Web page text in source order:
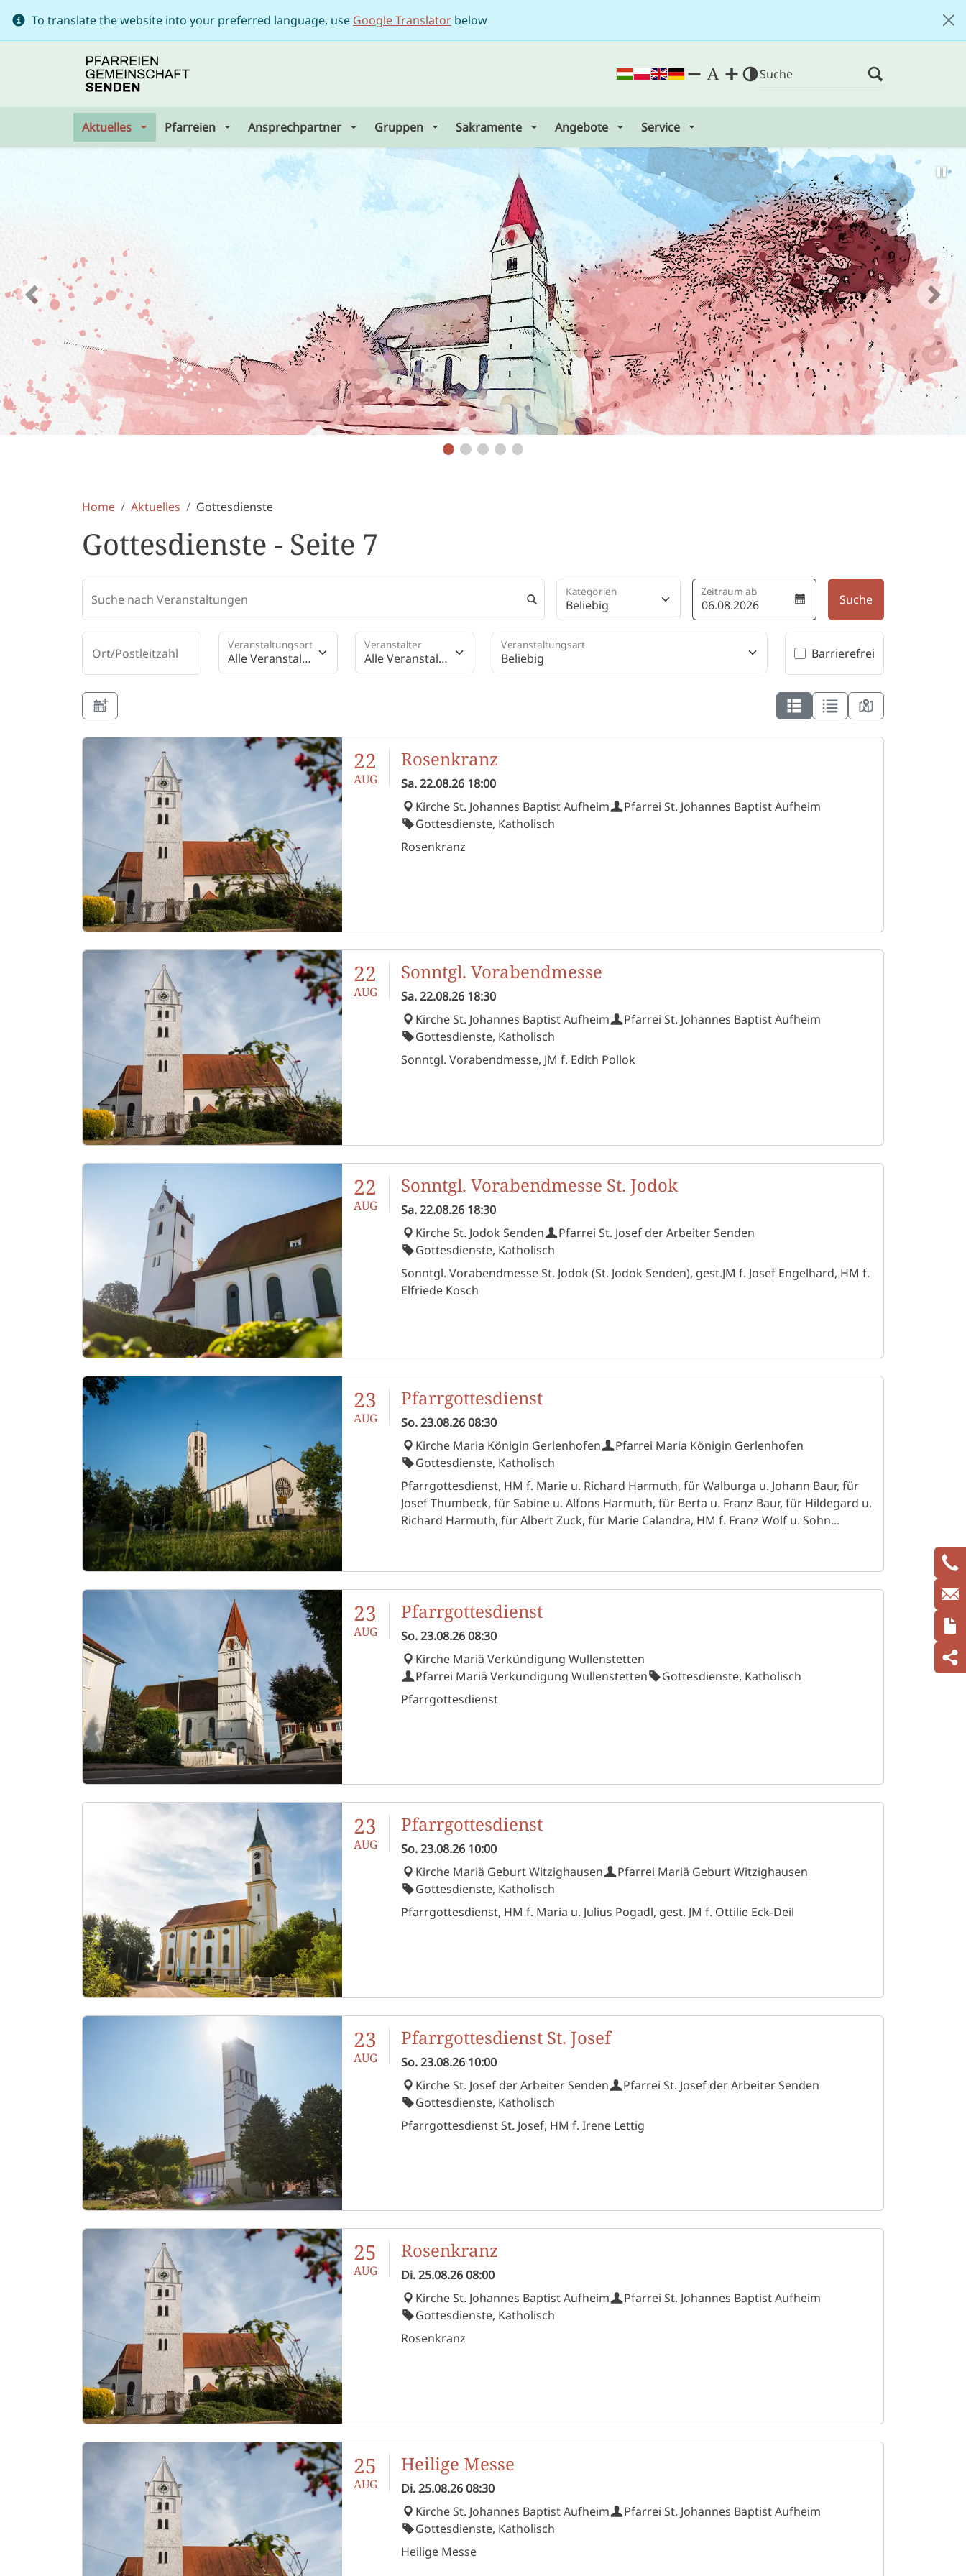
To translate the website into your preferred language, use Google Translator below
Aktuelles Pfarreien Ansprechpartner Gruppen Sakramente Angebote Service
Home Aktuelles Gottesdienste
Gottesdienste - Seite 7
Suche nach Veranstaltungen Beliebig
Kategorien Zeitraum ab
Suche
Ort/Postleitzahl
Alle Veranstalt
ungsorte
Veranstaltungsort
Alle Veranstalt
er
Veranstalter
Beliebig
Veranstaltungsart
Barrierefrei
22
AUG
Rosenkranz
Sa.22.08.26 18:00
Kirche St. Johannes Baptist Aufheim
Pfarrei St. Johannes Baptist Aufheim
Gottesdienste, Katholisch
Rosenkranz
22
AUG
Sonntgl. Vorabendmesse
Sa.22.08.26 18:30
Kirche St. Johannes Baptist Aufheim
Pfarrei St. Johannes Baptist Aufheim
Gottesdienste, Katholisch
Sonntgl. Vorabendmesse, JM f. Edith Pollok
22
AUG
Sonntgl. Vorabendmesse St. Jodok
Sa.22.08.26 18:30
Kirche St. Jodok Senden
Pfarrei St. Josef der Arbeiter Senden
Gottesdienste, Katholisch
Sonntgl. Vorabendmesse St. Jodok (St. Jodok Senden), gest.JM f. Josef Engelhard, HM f.
Elfriede Kosch
23
AUG
Pfarrgottesdienst
So.23.08.2608:30
Kirche Maria Königin Gerlenhofen
Pfarrei Maria Königin Gerlenhofen
Gottesdienste, Katholisch
Pfarrgottesdienst, HM f. Marie u. Richard Harmuth, für Walburga u. Johann Baur, für
Josef Thumbeck, für Sabine u. Alfons Harmuth, für Berta u. Franz Baur, für Hildegard u.
Richard Harmuth, für Albert Zuck, für Marie Calandra, HM f. Franz Wolf u. Sohn
23
AUG
Pfarrgottesdienst
So.23.08.2608:30
Kirche Mariä Verkündigung Wullenstetten
Pfarrei Mariä Verkündigung Wullenstetten
Gottesdienste, Katholisch
Pfarrgottesdienst
23
AUG
Pfarrgottesdienst
So.23.08.26 10:00
Kirche Mariä Geburt Witzighausen
Pfarrei Mariä Geburt Witzighausen
Gottesdienste, Katholisch
Pfarrgottesdienst, HM f. Maria u. Julius Pogadl, gest. JM f. Ottilie Eck-Deil
23
AUG
Pfarrgottesdienst St. Josef
So.23.08.26 10:00
Kirche St. Josef der Arbeiter Senden
Pfarrei St. Josef der Arbeiter Senden
Gottesdienste, Katholisch
Pfarrgottesdienst St. Josef, HM f. Irene Lettig
25
AUG
Rosenkranz
Di.25.08.2608:00
Kirche St. Johannes Baptist Aufheim
Pfarrei St. Johannes Baptist Aufheim
Gottesdienste, Katholisch
Rosenkranz
25
AUG
Heilige Messe
Di.25.08.2608:30
Kirche St. Johannes Baptist Aufheim
Pfarrei St. Johannes Baptist Aufheim
Gottesdienste, Katholisch
Heilige Messe